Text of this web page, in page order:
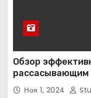
Обзор
Ноя 1, 2024